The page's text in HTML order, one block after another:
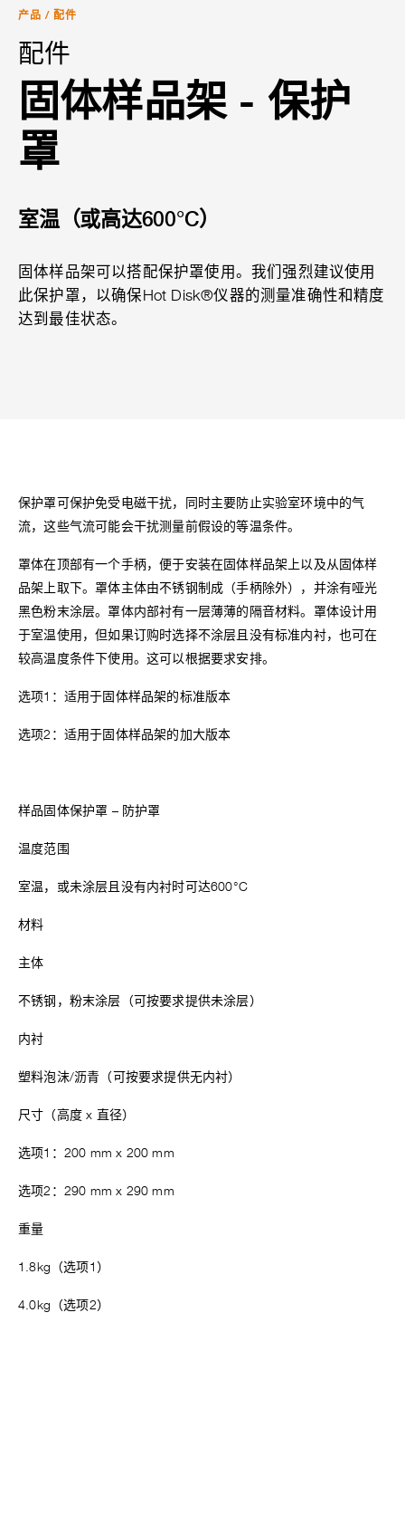
产品 / 配件
配件
固体样品架 - 保护
罩
室温（或高达600°C）
固体样品架可以搭配保护罩使用。我们强烈建议使用
此保护罩，以确保Hot Disk®仪器的测量准确性和精度
达到最佳状态。
保护罩可保护免受电磁干扰，同时主要防止实验室环境中的气
流，这些气流可能会干扰测量前假设的等温条件。
罩体在顶部有一个手柄，便于安装在固体样品架上以及从固体样
品架上取下。罩体主体由不锈钢制成（手柄除外），并涂有哑光
黑色粉末涂层。罩体内部衬有一层薄薄的隔音材料。罩体设计用
于室温使用，但如果订购时选择不涂层且没有标准内衬，也可在
较高温度条件下使用。这可以根据要求安排。
选项1：适用于固体样品架的标准版本
选项2：适用于固体样品架的加大版本
样品固体保护罩 – 防护罩
温度范围
室温，或未涂层且没有内衬时可达600°C
材料
主体
不锈钢，粉末涂层（可按要求提供未涂层）
内衬
塑料泡沫/沥青（可按要求提供无内衬）
尺寸（高度 x 直径）
选项1：200 mm x 200 mm
选项2：290 mm x 290 mm
重量
1.8kg（选项1）
4.0kg（选项2）